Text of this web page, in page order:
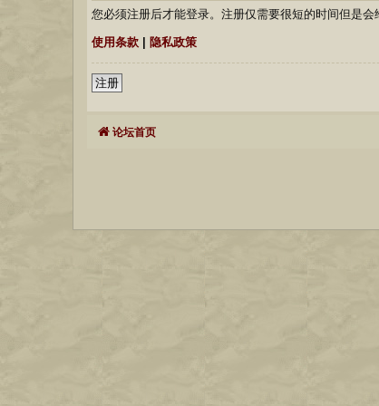
您必须注册后才能登录。注册仅需要很短的时间但是
使用条款 隐私政策
注册
论坛首页